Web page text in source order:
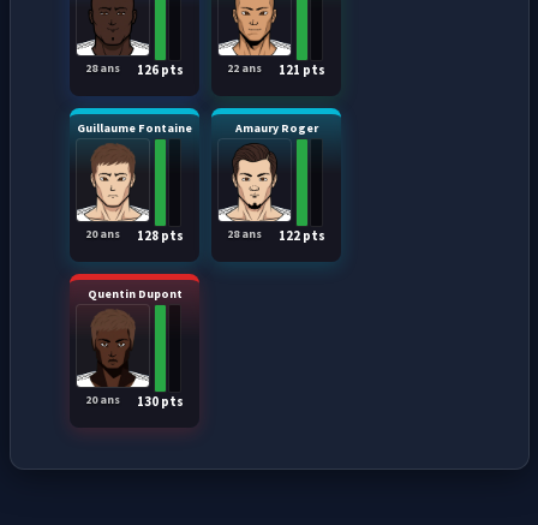
126 pts
28 ans 121 pts
22 ans
Guillaume Fontaine
128 pts
20 ans
Amaury Roger
122 pts
28 ans
Quentin Dupont
130 pts
20 ans